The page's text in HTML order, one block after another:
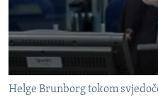
VIŠE OD NASLOVA
GENOCID U SREBRENICI
POPLAVE I KLIZIŠTA U BIH 2024.
TV LIBERTY
PRATITE NAS
Sve RFE/RL stranice
Helge Brunborg tokom